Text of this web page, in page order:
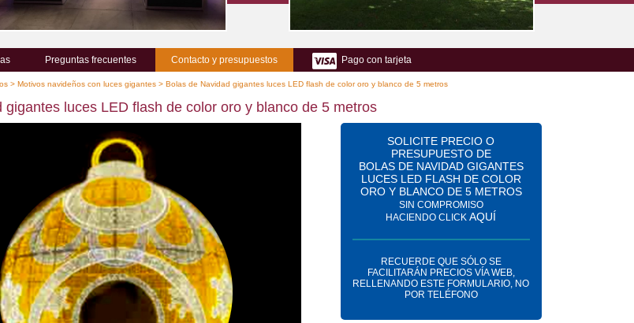
Preguntas frecuentes Contacto y presupuestos Pago con tarjeta
> Motivos navideños con luces gigantes > Bolas de Navidad gigantes luces LED flash de color oro y blanco de 5 metros
gigantes luces LED flash de color oro y blanco de 5 metros
SOLICITE PRECIO O
PRESUPUESTO DE
BOLAS DE NAVIDAD GIGANTES
LUCES LED FLASH DE COLOR
ORO Y BLANCO DE 5 METROS
SIN COMPROMISO
HACIENDO CLICKAQUÍ
RECUERDE QUE SÓLO SE
FACILITARÁN PRECIOS VÍA WEB,
RELLENANDO ESTE FORMULARIO, NO
POR TELÉFONO